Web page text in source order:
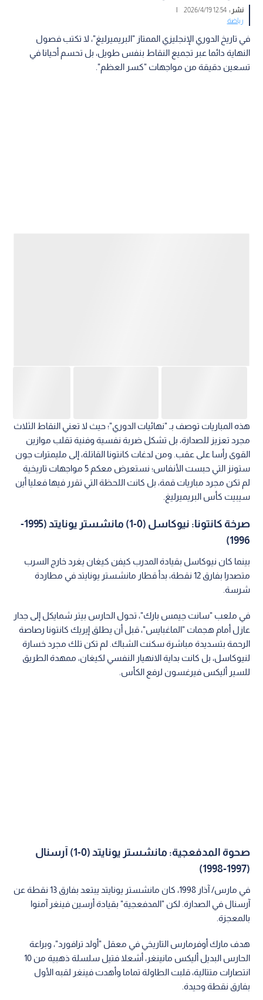
نشر :12:54 2026/4/19
|
رياضة
في تاريخ الدوري الإنجليزي الممتاز "البريميرليغ"، لا تكتب فصول
النهاية دائما عبر تجميع النقاط بنفس طويل، بل تحسم أحيانا في
تسعين دقيقة من مواجهات "كسر العظم".
هذه المباريات توصف بـ "نهائيات الدوري"؛ حيث لا تعني النقاط الثلاث
مجرد تعزيز للصدارة، بل تشكل ضربة نفسية وفنية تقلب موازين
القوى رأسا على عقب. ومن لدغات كانتونا القاتلة، إلى مليمترات جون
ستونز التي حبست الأنفاس؛ نستعرض معكم 5 مواجهات تاريخية
لم تكن مجرد مباريات قمة، بل كانت اللحظة التي تقرر فيها فعليا أين
سيبيت كأس البريميرليغ.
صرخة كانتونا: نيوكاسل (0-1) مانشستر يونايتد (1995-
1996)
بينما كان نيوكاسل بقيادة المدرب كيفن كيغان يغرد خارج السرب
متصدرا بفارق 12 نقطة، بدأ قطار مانشستر يونايتد في مطاردة
شرسة.
في ملعب "سانت جيمس بارك"، تحول الحارس بيتر شمايكل إلى جدار
عازل أمام هجمات "الماغبايس"، قبل أن يطلق إيريك كانتونا رصاصة
الرحمة بتسديدة مباشرة سكنت الشباك. لم تكن تلك مجرد خسارة
لنيوكاسل، بل كانت بداية الانهيار النفسي لكيغان، ممهدة الطريق
للسير أليكس فيرغسون لرفع الكأس.
صحوة المدفعجية: مانشستر يونايتد (0-1) آرسنال
(1997-1998)
في مارس/ آذار 1998، كان مانشستر يونايتد يبتعد بفارق 13 نقطة عن
آرسنال في الصدارة. لكن "المدفعجية" بقيادة أرسين فينغر آمنوا
بالمعجزة.
هدف مارك أوفرمارس التاريخي في معقل "أولد ترافورد"، وبراعة
الحارس البديل أليكس مانينغر، أشعلا فتيل سلسلة ذهبية من 10
انتصارات متتالية، قلبت الطاولة تماما وأهدت فينغر لقبه الأول
بفارق نقطة وحيدة.